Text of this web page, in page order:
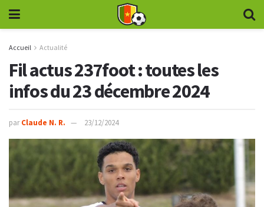
Accueil Actualité
Fil actus 237foot : toutes les
infos du 23 décembre 2024
par Claude N. R. 23/12/2024